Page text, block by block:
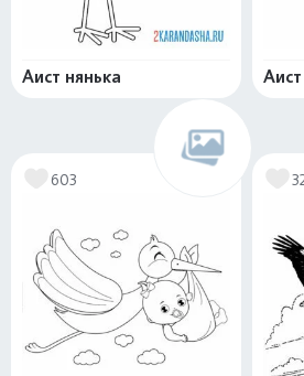
Аист нянька
603